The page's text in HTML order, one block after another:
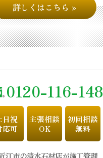
詳しくはこちら
0120-116-148
日祝
応可
主張相談
OK
初回相談
無料
江市の清水石材店が施工管理